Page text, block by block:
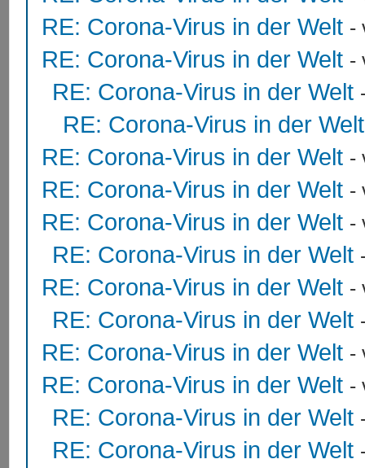
RE: Corona-Virus in der Welt -
RE: Corona-Virus in der Welt -
RE: Corona-Virus in der Welt
RE: Corona-Virus in der Welt
RE: Corona-Virus in der Welt -
RE: Corona-Virus in der Welt -
RE: Corona-Virus in der Welt -
RE: Corona-Virus in der Welt
RE: Corona-Virus in der Welt -
RE: Corona-Virus in der Welt
RE: Corona-Virus in der Welt -
RE: Corona-Virus in der Welt -
RE: Corona-Virus in der Welt
RE: Corona-Virus in der Welt